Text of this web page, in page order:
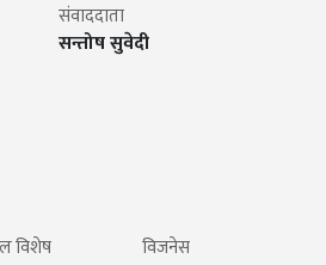
संवाददाता
सन्तोष सुवेदी
विशेष
विजनेस